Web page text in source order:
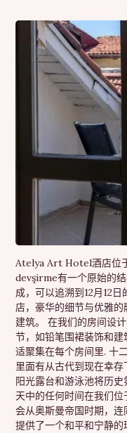
Atelya Art Hotel酒店位
devşirme有一个原始的
成，可以追溯到12月12
店，豪华的细节与优雅
建筑。 在我们的房间设
节，如铅笔围裙装饰和
适聚集在每个房间里. 十
里面有从古代到现在幸
阳光露台和游泳池将历
天中的任何时间在我们
会从奥斯曼帝国时期，连
提供了一个和平和宁静